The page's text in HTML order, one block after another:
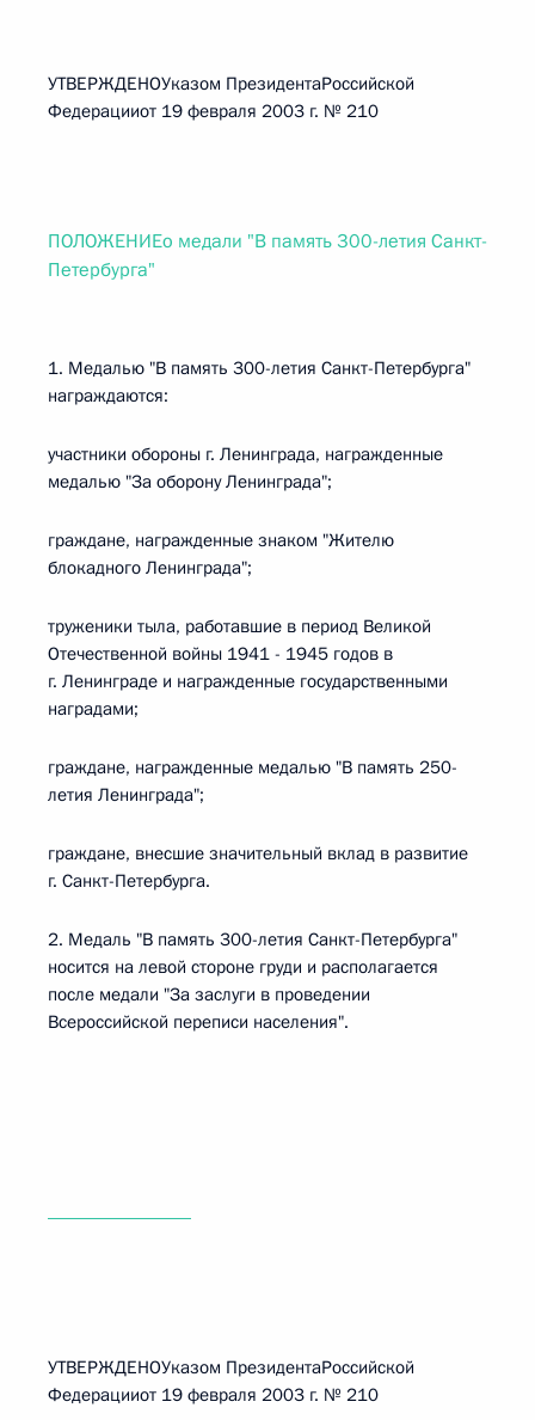
УТВЕРЖДЕНОУказом ПрезидентаРоссийской
Федерацииот 19 февраля 2003 г. № 210
ПОЛОЖЕНИЕо медали "В память 300-летия Санкт-
Петербурга"
1. Медалью "В память 300-летия Санкт-Петербурга"
награждаются:
участники обороны г. Ленинграда, награжденные
медалью "За оборону Ленинграда";
граждане, награжденные знаком "Жителю
блокадного Ленинграда";
труженики тыла, работавшие в период Великой
Отечественной войны 1941 - 1945 годов в
г. Ленинграде и награжденные государственными
наградами;
граждане, награжденные медалью "В память 250-
летия Ленинграда";
граждане, внесшие значительный вклад в развитие
г. Санкт-Петербурга.
2. Медаль "В память 300-летия Санкт-Петербурга"
носится на левой стороне груди и располагается
после медали "За заслуги в проведении
Всероссийской переписи населения".
УТВЕРЖДЕНОУказом ПрезидентаРоссийской
Федерацииот 19 февраля 2003 г. № 210